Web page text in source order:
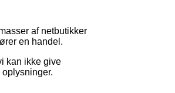
af netbutikker
en handel.
kan ikke give